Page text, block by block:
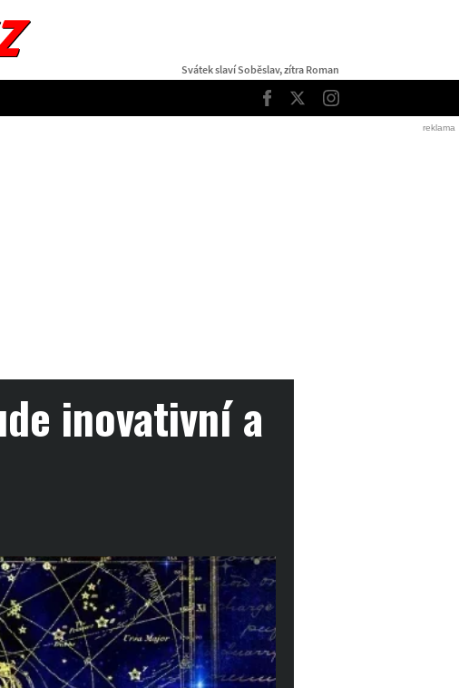
Svátek slaví Soběslav, zítra Roman
Facebook
TwitterInstagram
inovativní a